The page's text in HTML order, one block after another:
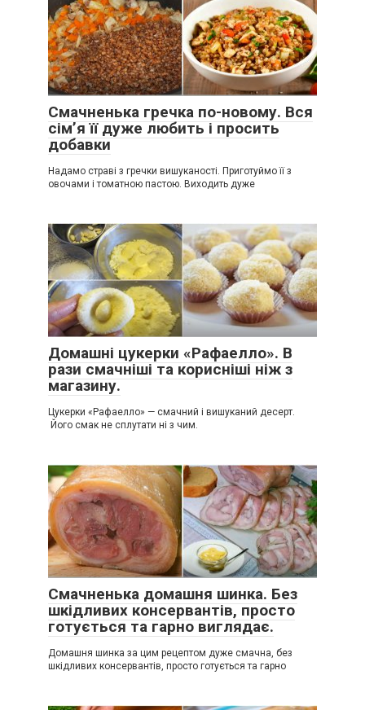
Смачненька гречка по-новому. Вся
сім’я її дуже любить і просить
добавки
Надамо страві з гречки вишуканості. Приготуймо її з
овочами і томатною пастою. Виходить дуже
Домашні цукерки «Рафаелло». В
рази смачніші та корисніші ніж з
магазину.
Цукерки «Рафаелло» — смачний і вишуканий десерт.
Його смак не сплутати ні з чим.
Смачненька домашня шинка. Без
шкідливих консервантів, просто
готується та гарно виглядає.
Домашня шинка за цим рецептом дуже смачна, без
шкідливих консервантів, просто готується та гарно